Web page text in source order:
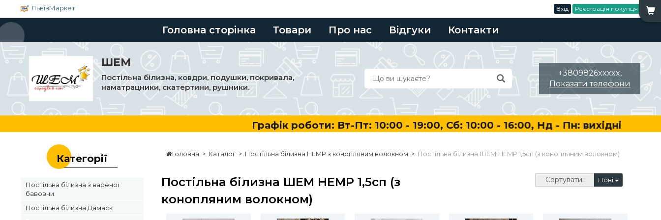
Вхід Реєстрація покупця
ЛьвівМаркет
Головна сторінка Товари Про нас Відгуки Контакти
ШЕМ
Постільна білизна, ковдри, подушки, покривала,
наматрацники, скатертини, рушники.
+3809826xxxxx,
Показати телефони
Графік роботи: Вт-Пт: 10:00 - 19:00, Сб: 10:00 - 16:00, Нд - Пн: вихідні
Головна > Каталог > Постільна білизна HEMP з конопляним волокном > Постільна білизна ШЕМ HEMP 1,5сп (з конопляним волокном)
Постільна білизна ШЕМ HEMP 1,5сп (з
конопляним волокном)
Сортувати: Нові
Категорії
Постільна білизна з вареної
бавовни
Постільна білизна Дамаск